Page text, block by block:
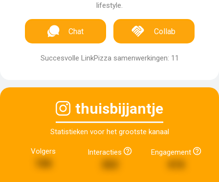
lifestyle.
Chat Collab
Succesvolle LinkPizza samenwerkingen: 11
thuisbijjantje
Statistieken voor het grootste kanaal
Volgers Interacties
262
Engagement